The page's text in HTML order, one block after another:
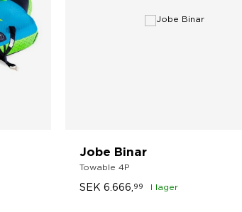
Jobe Binar
Towable 4P
SEK 6.666, 99 I lager